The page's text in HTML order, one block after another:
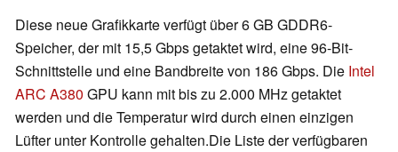
Diese neue Grafikkarte verfügt über 6 GB GDDR6-
Speicher, der mit 15,5 Gbps getaktet wird, eine 96-Bit-
Schnittstelle und eine Bandbreite von 186 Gbps. Die Intel
ARC A380 GPU kann mit bis zu 2.000 MHz getaktet
werden und die Temperatur wird durch einen einzigen
Lüfter unter Kontrolle gehalten.Die Liste der verfügbaren